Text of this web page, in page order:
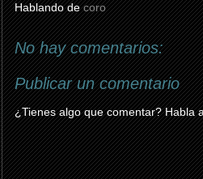
Hablando decoro
No hay comentarios:
Publicar un comentario
¿Tienes algo que comentar? Habla